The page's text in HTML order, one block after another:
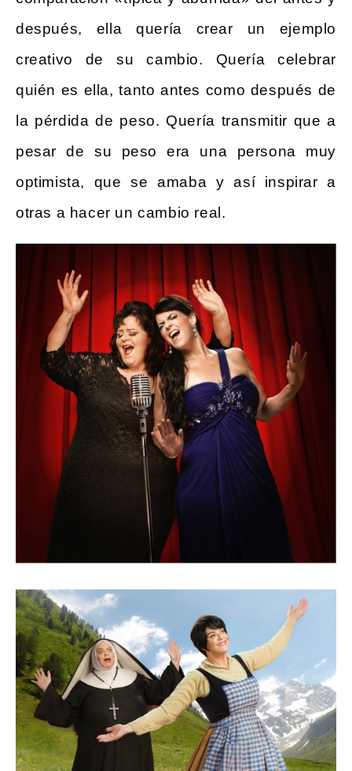
después, ella quería crear un ejemplo
creativo de su cambio. Quería celebrar
quién es ella, tanto antes como después de
la pérdida de peso. Quería transmitir que a
pesar de su peso era una persona muy
optimista, que se amaba y así inspirar a
otras a hacer un cambio real.